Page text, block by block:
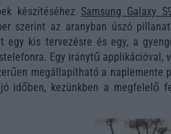
készítéséhez Samsung Galaxy
szerint az aranyban úszó
egy kis tervezésre és egy, a
Egy iránytű applikációval,
megállapítható a naplemente
időben, kezünkben a megfelelő